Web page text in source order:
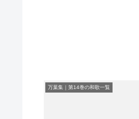
万葉集｜第14巻の和歌一覧